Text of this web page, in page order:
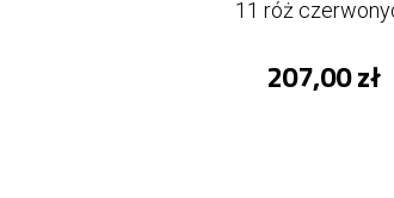
11 róż
207,00 zł